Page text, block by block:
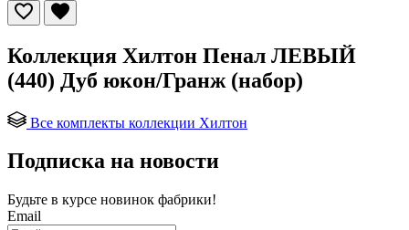
Коллекция Хилтон Пенал ЛЕВЫЙ
(440) Дуб юкон/Гранж (набор)
Все комплекты коллекции Хилтон
Подписка на новости
Будьте в курсе новинок фабрики!
Email